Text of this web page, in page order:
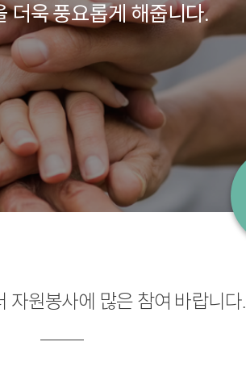
더욱 풍요롭게 해줍니다.
자원봉사에 많은 참여 바랍니다.